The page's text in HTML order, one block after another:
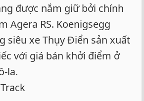
được nắm giữ bởi chính
Agera RS. Koenigsegg
siêu xe Thụy Điển sản xuất
với giá bán khởi điểm ở
la.